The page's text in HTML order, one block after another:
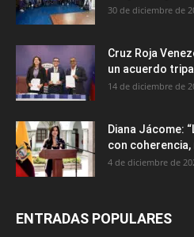
30 de diciembre de
Cruz Roja
un acuerdo
14 de diciembre de
Diana Jácome:
con coherencia,
4 de diciembre de
ENTRADAS POPULARES